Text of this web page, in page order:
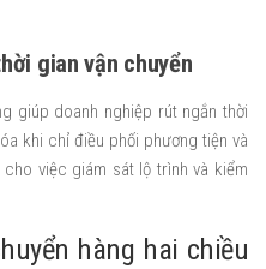
gian vận chuyển
giúp doanh nghiệp rút ngắn thời
khi chỉ điều phối phương tiện và
việc giám sát lộ trình và kiểm
hàng hai chiều